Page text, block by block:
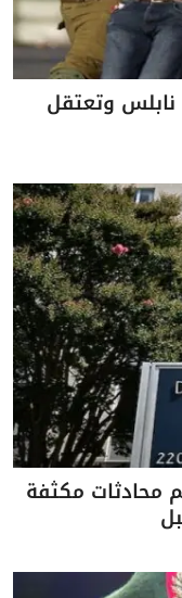
نابلس وتعتقل
محادثات مكثفة